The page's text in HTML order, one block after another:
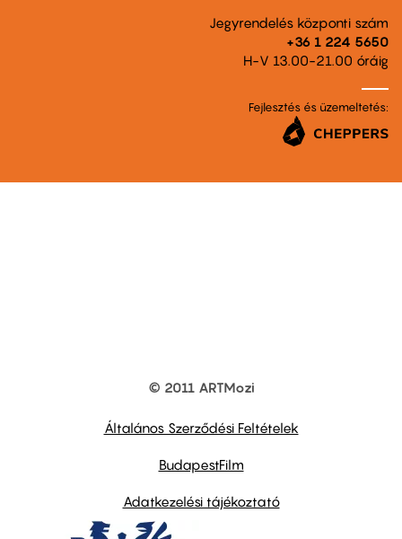
Jegyrendelés központi szám
+36 1 224 5650
H-V 13.00-21.00 óráig
Fejlesztés és üzemeltetés:
© 2011 ARTMozi
Általános Szerződési Feltételek
BudapestFilm
Adatkezelési tájékoztató